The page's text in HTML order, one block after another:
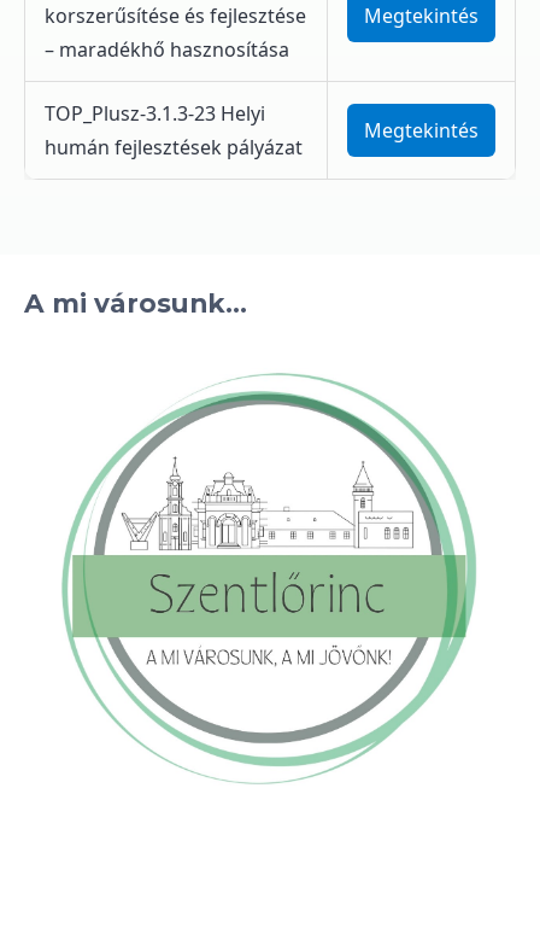
korszerűsítése és fejlesztése
– maradékhő hasznosítása
Megtekintés
TOP_Plusz-3.1.3-23 Helyi
humán fejlesztések pályázat
Megtekintés
A mi városunk...
Családbarát munkahely